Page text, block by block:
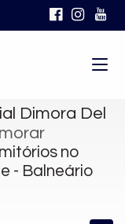
Dimora Del
no
- Balneário